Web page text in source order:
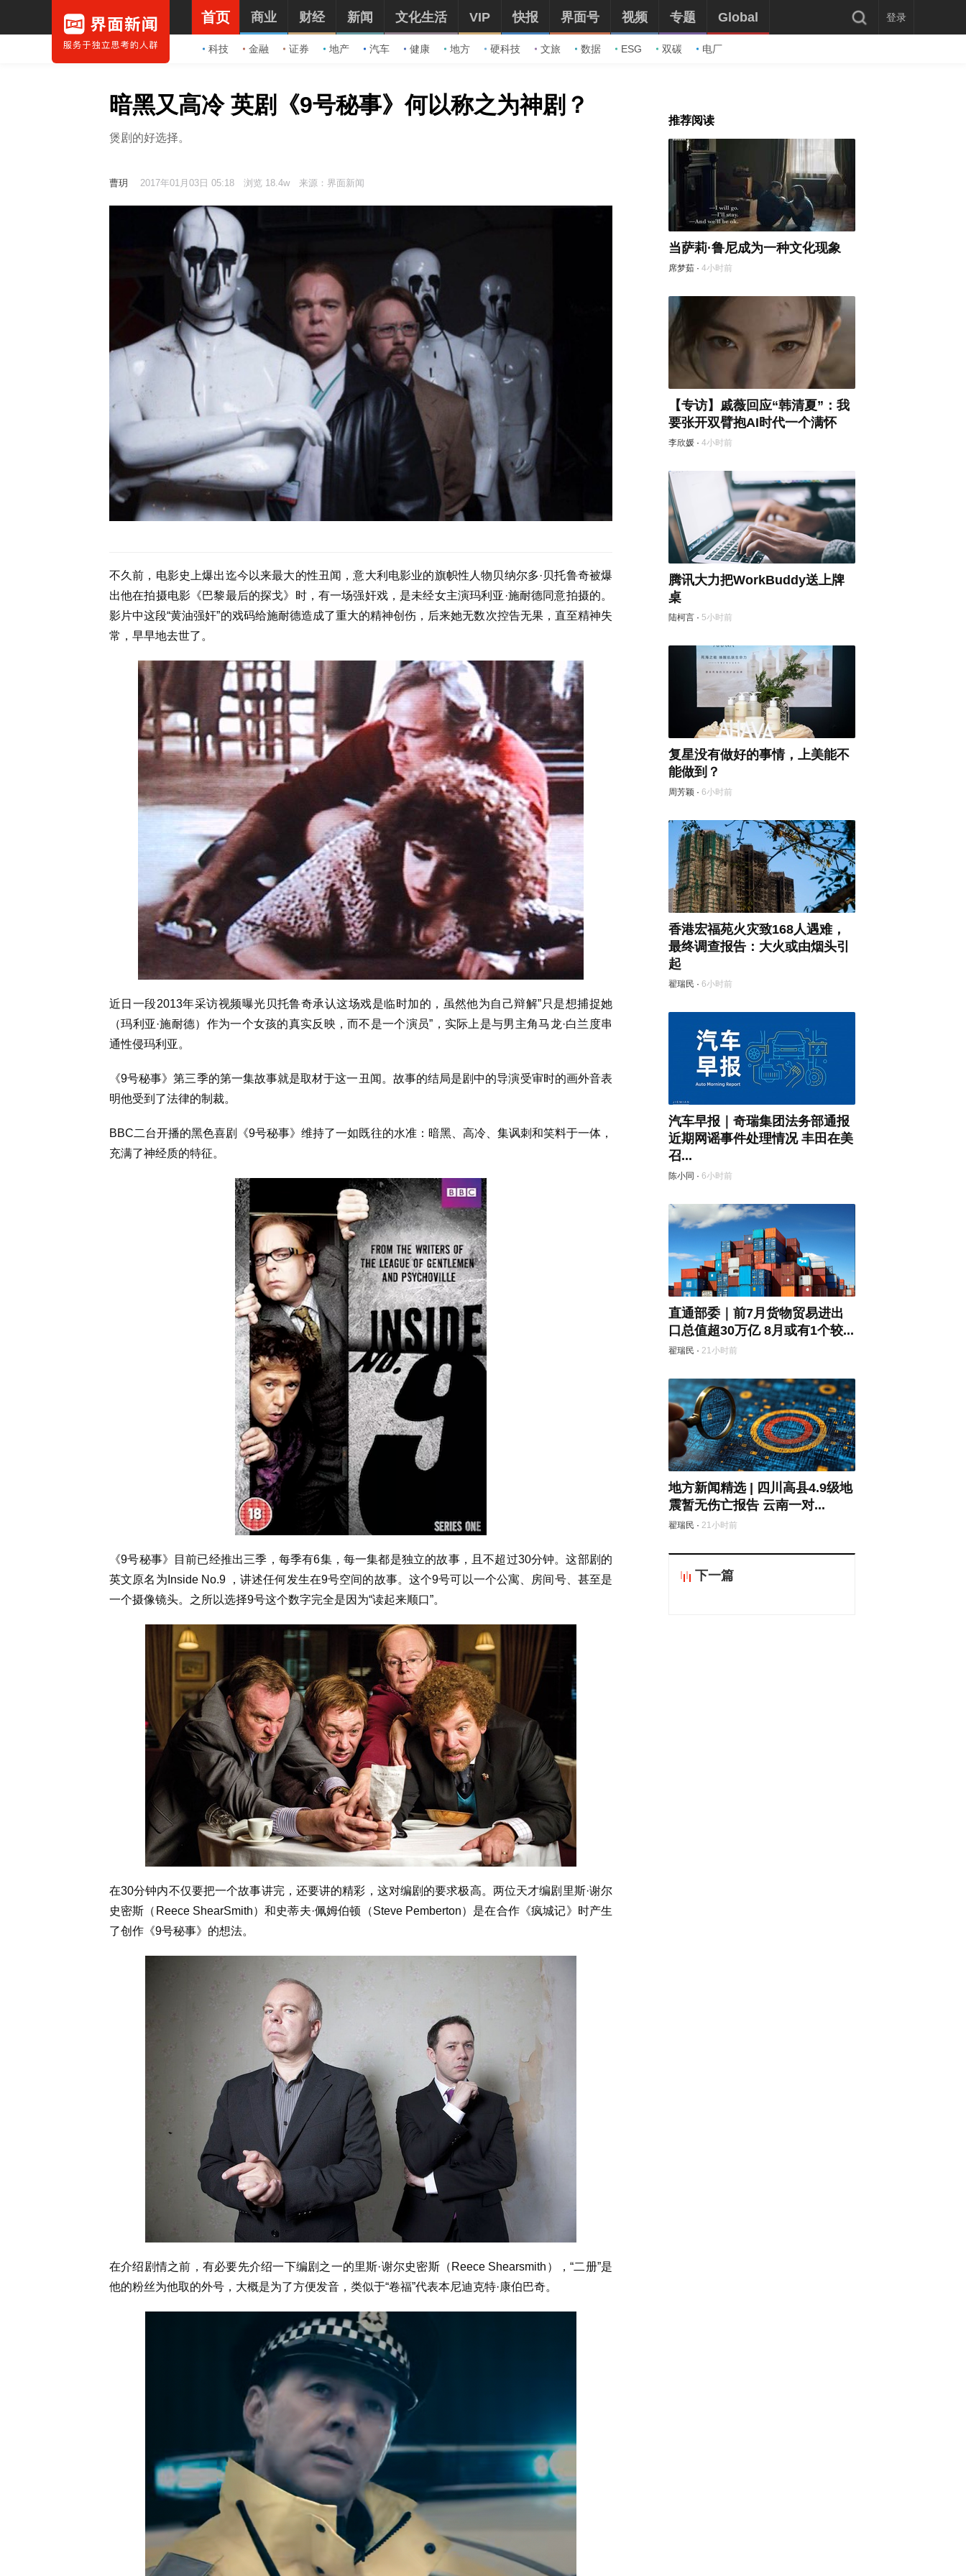
首页
科技 金融 证券 地产 汽车 健康 地方 硬科技 文旅 数据 ESG 双碳 电厂
商业 财经 新闻 文化生活 VIP 快报 界面号 视频 专题 Global 登录
暗黑又高冷 英剧《9号秘事》何以称之为神剧？
煲剧的好选择。
曹玥 2017年01月03日 05:18 浏览 18.4w 来源：界面新闻
不久前，电影史上爆出迄今以来最大的性丑闻，意大利电影业的旗帜性人物贝纳尔多·贝托鲁奇被爆
出他在拍摄电影《巴黎最后的探戈》时，有一场强奸戏，是未经女主演玛利亚·施耐德同意拍摄的。
影片中这段“黄油强奸”的戏码给施耐德造成了重大的精神创伤，后来她无数次控告无果，直至精神失
常，早早地去世了。
近日一段2013年采访视频曝光贝托鲁奇承认这场戏是临时加的，虽然他为自己辩解”只是想捕捉她
（玛利亚·施耐德）作为一个女孩的真实反映，而不是一个演员”，实际上是与男主角马龙·白兰度串
通性侵玛利亚。
《9号秘事》第三季的第一集故事就是取材于这一丑闻。故事的结局是剧中的导演受审时的画外音表
明他受到了法律的制裁。
BBC二台开播的黑色喜剧《9号秘事》维持了一如既往的水准：暗黑、高冷、集讽刺和笑料于一体，
充满了神经质的特征。
《9号秘事》目前已经推出三季，每季有6集，每一集都是独立的故事，且不超过30分钟。这部剧的
英文原名为Inside No.9 ，讲述任何发生在9号空间的故事。这个9号可以一个公寓、房间号、甚至是
一个摄像镜头。之所以选择9号这个数字完全是因为“读起来顺口”。
在30分钟内不仅要把一个故事讲完，还要讲的精彩，这对编剧的要求极高。两位天才编剧里斯·谢尔
史密斯（Reece ShearSmith）和史蒂夫·佩姆伯顿（Steve Pemberton）是在合作《疯城记》时产生
了创作《9号秘事》的想法。
在介绍剧情之前，有必要先介绍一下编剧之一的里斯·谢尔史密斯（Reece Shearsmith），“二册”是
他的粉丝为他取的外号，大概是为了方便发音，类似于“卷福”代表本尼迪克特·康伯巴奇。
推荐阅读
当萨莉·鲁尼成为一种文化现象
席梦茹 · 4小时前
【专访】戚薇回应“韩清夏”：我
要张开双臂抱AI时代一个满怀
李欣媛 · 4小时前
腾讯大力把WorkBuddy送上牌
桌
陆柯言 · 5小时前
复星没有做好的事情，上美能不
能做到？
周芳颖 · 6小时前
香港宏福苑火灾致168人遇难，
最终调查报告：大火或由烟头引
起
翟瑞民 · 6小时前
汽车早报｜奇瑞集团法务部通报
近期网谣事件处理情况 丰田在美
召...
陈小同 · 6小时前
直通部委｜前7月货物贸易进出
口总值超30万亿 8月或有1个较...
翟瑞民 · 21小时前
地方新闻精选 | 四川高县4.9级地
震暂无伤亡报告 云南一对...
翟瑞民 · 21小时前
下一篇